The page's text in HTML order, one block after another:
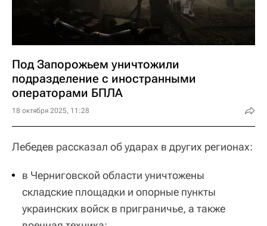
Под Запорожьем уничтожили
подразделение с иностранными
операторами БПЛА
18 октября 2025, 11:28
Лебедев рассказал об ударах в других регионах:
в Черниговской области уничтожены
складские площадки и опорные пункты
украинских войск в приграничье, а также